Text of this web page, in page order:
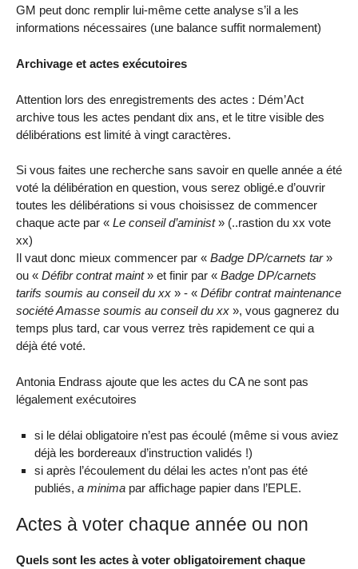
GM peut donc remplir lui-même cette analyse s’il a les
informations nécessaires (une balance suffit normalement)
Archivage et actes exécutoires
Attention lors des enregistrements des actes : Dém’Act
archive tous les actes pendant dix ans, et le titre visible des
délibérations est limité à vingt caractères.
Si vous faites une recherche sans savoir en quelle année a été
voté la délibération en question, vous serez obligé.e d’ouvrir
toutes les délibérations si vous choisissez de commencer
chaque acte par « Le conseil d’aminist» (..rastion du xx vote
xx)
Il vaut donc mieux commencer par « Badge DP/carnets tar»
ou « Défibr contrat maint» et finir par « Badge DP/carnets
tarifs soumis au conseil du xx » - « Défibr contrat maintenance
société Amasse soumis au conseil du xx », vous gagnerez du
temps plus tard, car vous verrez très rapidement ce qui a
déjà été voté.
Antonia Endrass ajoute que les actes du CA ne sont pas
légalement exécutoires
si le délai obligatoire n’est pas écoulé (même si vous aviez
déjà les bordereaux d’instruction validés !)
si après l’écoulement du délai les actes n’ont pas été
publiés, a minimapar affichage papier dans l’EPLE.
Actes à voter chaque année ou non
Quels sont les actes à voter obligatoirement chaque